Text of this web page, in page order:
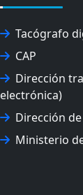
Tacógrafo
CAP
Dirección
electrónica)
Dirección
Ministerio